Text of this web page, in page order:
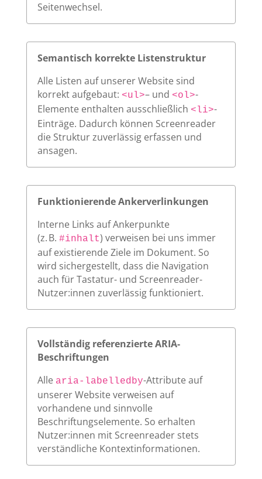
Seitenwechsel.
Semantisch korrekte Listenstruktur
Alle Listen auf unserer Website sind
korrekt aufgebaut: <ul>– und <ol>-
Elemente enthalten ausschließlich <li>-
Einträge. Dadurch können Screenreader
die Struktur zuverlässig erfassen und
ansagen.
Funktionierende Ankerverlinkungen
Interne Links auf Ankerpunkte
(z. B. #inhalt) verweisen bei uns immer
auf existierende Ziele im Dokument. So
wird sichergestellt, dass die Navigation
auch für Tastatur- und Screenreader-
Nutzer:innen zuverlässig funktioniert.
Vollständig referenzierte ARIA-
Beschriftungen
Alle aria-labelledby-Attribute auf
unserer Website verweisen auf
vorhandene und sinnvolle
Beschriftungselemente. So erhalten
Nutzer:innen mit Screenreader stets
verständliche Kontextinformationen.